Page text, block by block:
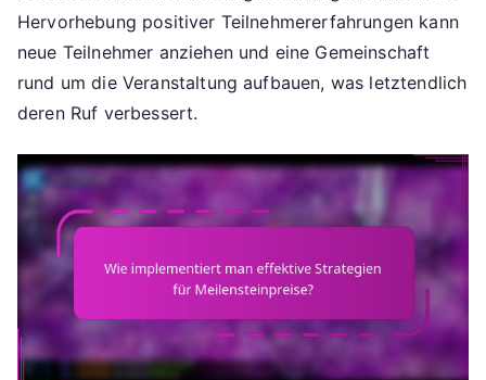
Hervorhebung positiver Teilnehmererfahrungen kann
neue Teilnehmer anziehen und eine Gemeinschaft
rund um die Veranstaltung aufbauen, was letztendlich
deren Ruf verbessert.